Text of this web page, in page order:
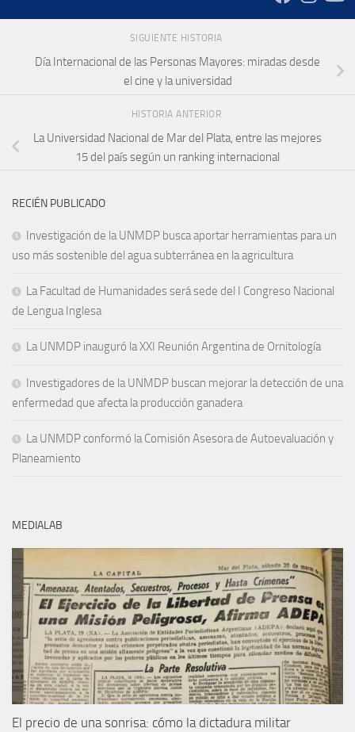
SIGUIENTE HISTORIA
Día Internacional de las Personas Mayores: miradas desde
el cine y la universidad
HISTORIA ANTERIOR
La Universidad Nacional de Mar del Plata, entre las mejores
15 del país según un ranking internacional
RECIÉN PUBLICADO
Investigación de la UNMDP busca aportar herramientas para un
uso más sostenible del agua subterránea en la agricultura
La Facultad de Humanidades será sede del I Congreso Nacional
de Lengua Inglesa
La UNMDP inauguró la XXI Reunión Argentina de Ornitología
Investigadores de la UNMDP buscan mejorar la detección de una
enfermedad que afecta la producción ganadera
La UNMDP conformó la Comisión Asesora de Autoevaluación y
Planeamiento
MEDIALAB
El precio de una sonrisa: cómo la dictadura militar